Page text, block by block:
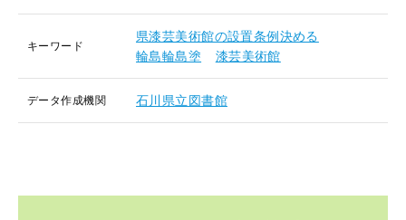
キーワード
県漆芸美術館の設置条例決める
輪島輪島塗
漆芸美術館
データ作成機関 石川県立図書館